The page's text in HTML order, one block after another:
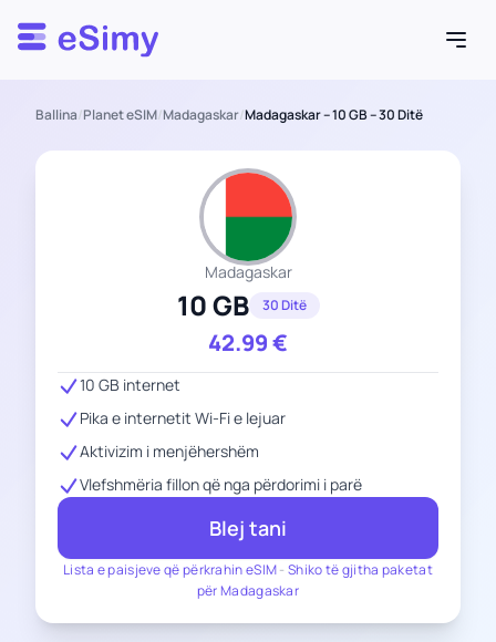
Esimy
Ballina/Planet eSIM/Madagaskar/Madagaskar – 10 GB – 30 Ditë
Madagaskar
10 GB 30 Ditë
42.99€
Lista e paisjeve që përkrahin eSIM-Shiko të gjitha paketat
për Madagaskar
10 GB internet
Pika e internetit Wi-Fi e lejuar
Aktivizim i menjëhershëm
Vlefshmëria fillon që nga përdorimi i parë
Blej tani